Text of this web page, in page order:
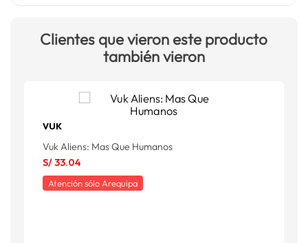
Clientes que vieron este producto
también vieron
VUK
Vuk Aliens: Mas Que Humanos
S/33.04
Atención sólo Arequipa